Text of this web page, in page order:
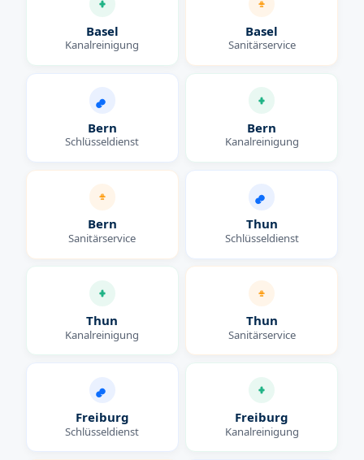
Basel
Kanalreinigung
Basel
Sanitärservice
Bern
Schlüsseldienst
Bern
Kanalreinigung
Bern
Sanitärservice
Thun
Schlüsseldienst
Thun
Kanalreinigung
Thun
Sanitärservice
Freiburg
Schlüsseldienst
Freiburg
Kanalreinigung